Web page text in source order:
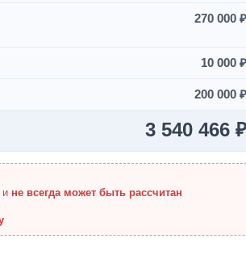
270 000 ₽
10 000 ₽
200 000 ₽
3 540 466 ₽
и не всегда может быть рассчитан